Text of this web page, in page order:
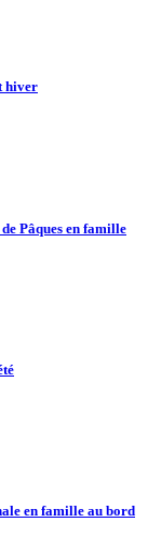
hiver
Pâques en famille
en famille au bord